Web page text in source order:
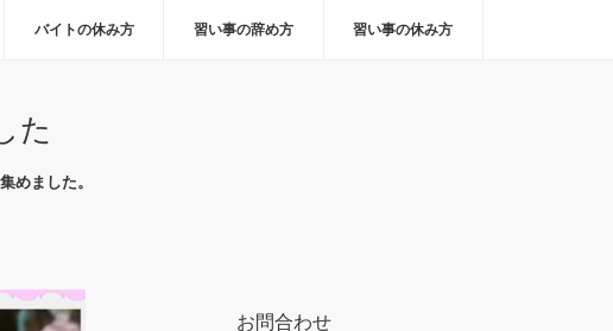
バイトの休み方 習い事の辞め方 習い事の休み方
た
めました。
お問合わせ